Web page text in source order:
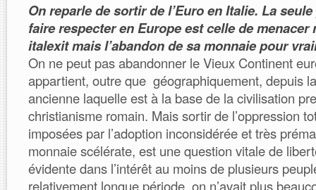
On reparle de sortir de l’Euro en Italie. La
faire respecter en Europe est celle de menacer
italexit mais l’abandon de sa monnaie pour
On ne peut pas abandonner le Vieux Continent
appartient, outre que géographiquement, depuis
ancienne laquelle est à la base de la civilisation
christianisme romain. Mais sortir de l’oppression
imposées par l’adoption inconsidérée et très
monnaie scélérate, est une question vitale de
évidente dans l’intérêt au moins de plusieurs
relativement longue période, on n’avait plus